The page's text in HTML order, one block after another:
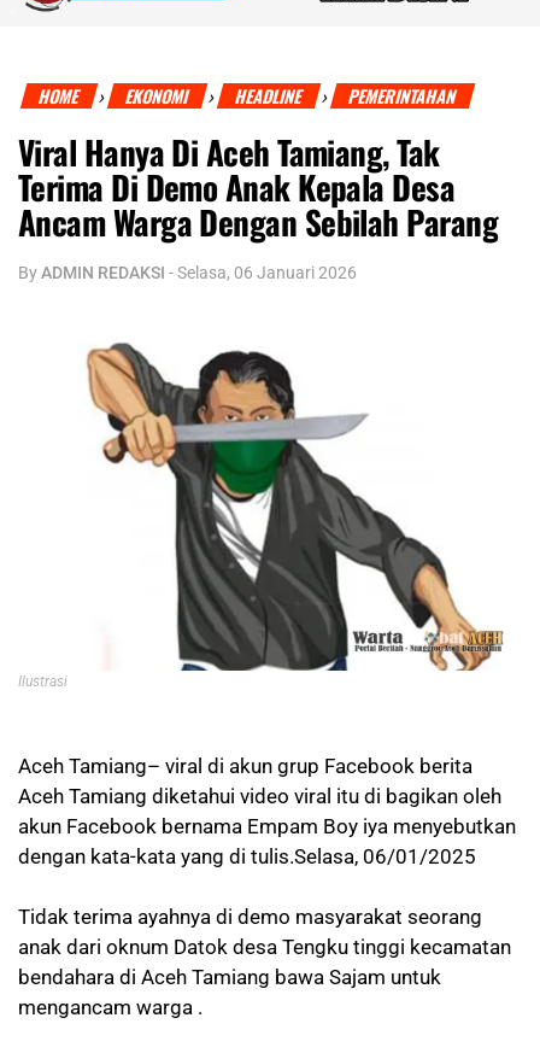
HOME › EKONOMI › HEADLINE › PEMERINTAHAN
Viral Hanya Di Aceh Tamiang, Tak
Terima Di Demo Anak Kepala Desa
Ancam Warga Dengan Sebilah Parang
ByADMIN REDAKSI -Selasa, 06 Januari 2026
Ilustrasi
Aceh Tamiang– viral di akun grup Facebook berita
Aceh Tamiang diketahui video viral itu di bagikan oleh
akun Facebook bernama Empam Boy iya menyebutkan
dengan kata-kata yang di tulis.Selasa, 06/01/2025
Tidak terima ayahnya di demo masyarakat seorang
anak dari oknum Datok desa Tengku tinggi kecamatan
bendahara di Aceh Tamiang bawa Sajam untuk
mengancam warga .